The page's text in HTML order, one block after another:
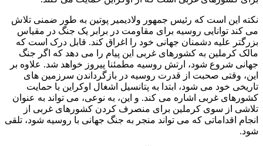
نکته این است که رئیس جمهور ولادیمیر پوتین به طور ضمنی تلاش
می کند توانایی روسیه برای مقاومت در برابر یک جنگ در مقیاس
بزرگتر علیه دشمنان جهانی خود را اغراق کند. قابل درک است که
مالک کرملین به کشورهای غربی این پیام را می دهد که اگر جنگ
جهانی شروع شود، ارتش روسیه مطمئنا پیروز خواهد شد. علاوه بر
این، وقتی صحبت از قدرت روسیه در بازگرداندن سرزمین های
تاریخی خود می شود، ابتدا به پتانسیل اشغال اوکراین با حمایت
کشورهای غربی اشاره می کند. و این، به نوعی، می تواند به عنوان
تلاشی از سوی کرملین برای منصرف کردن کشورهای غربی از
انجام اقداماتی که می تواند منجر به جنگ جهانی با روسیه شود، تلقی
شود.